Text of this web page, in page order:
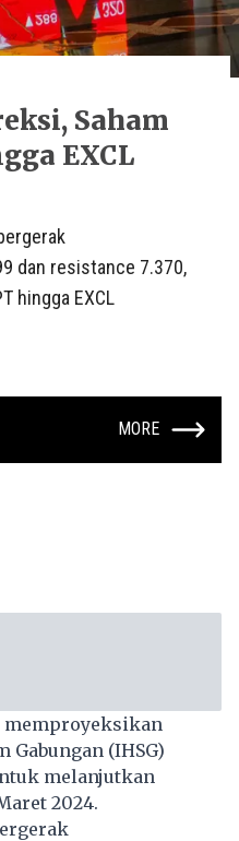
Saham
EXCL
dan resistance 7.370,
hingga EXCL
MORE
memproyeksikan
Gabungan (IHSG)
melanjutkan
2024.